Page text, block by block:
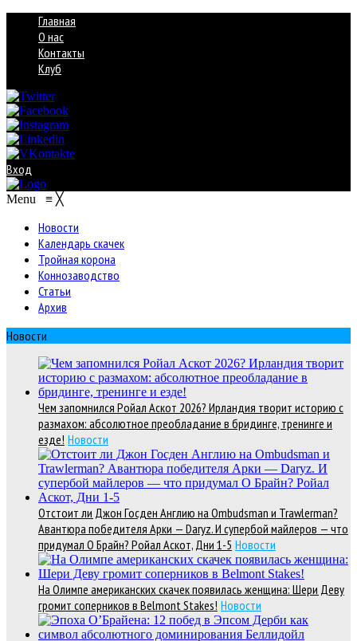
Главная
О нас
Контакты
Клуб
Вход
Menu ≡ ╳
Новости
Календарь скачек
Тройная корона
Коннозаводство
Статьи
Архив
Новости
Чем запомнился Ройал Аскот 2026? Ирландия творит историю с
размахом: абсолютное преобладание в бридинге, тренинге и
езде! Новости
Отстоит ли Джон Госден Англию на Ombudsman и Trawlerman?
Авантюра победителя Арки — Daryz. И супербой майлеров — что
придумал О Брайн? Ройал Аскот, Дни 1-5 Новости
На Олимпе американских скачек появилась женщина: Шери Деву
громит соперников в Belmont Stakes! Новости